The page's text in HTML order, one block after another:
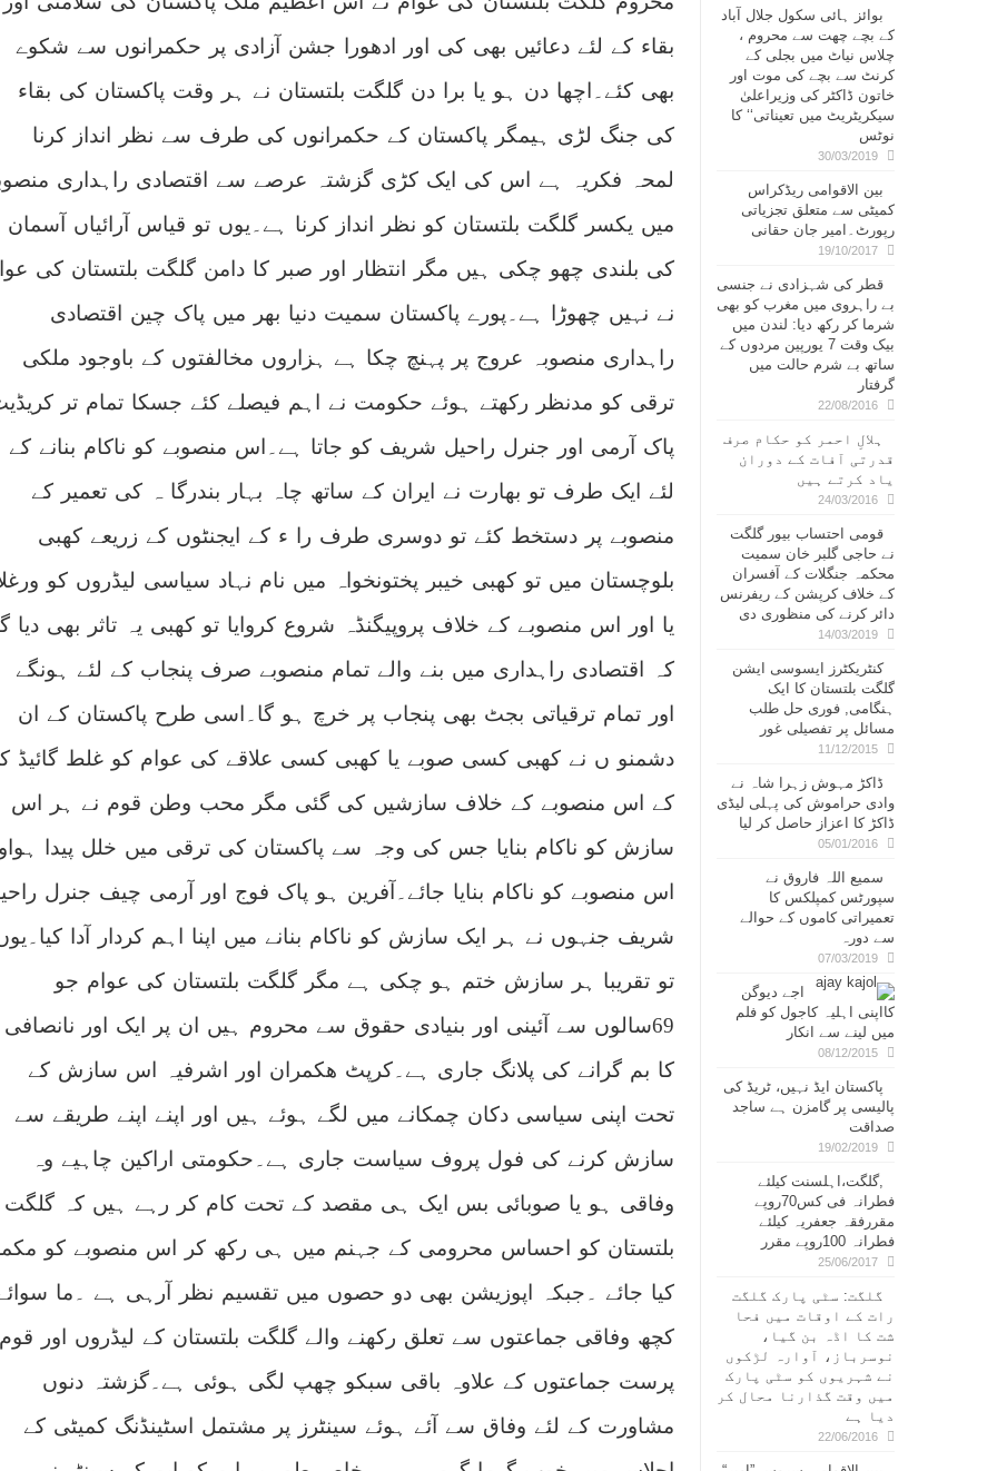
بقاء کے لئے دعائیں بھی کی اور ادھورا جشن آزادی پر حکمرانوں سے شکوے
بھی کئے۔اچھا دن ہو یا برا دن گلگت بلتستان نے ہر وقت پاکستان کی بقاء
کی جنگ لڑی ہیمگر پاکستان کے حکمرانوں کی طرف سے نظر انداز کرنا
لمحہ فکریہ ہے اس کی ایک کڑی گزشتہ عرصے سے اقتصادی راہداری
میں یکسر گلگت بلتستان کو نظر انداز کرنا ہے۔یوں تو قیاس آرائیاں آسمان
کی بلندی چھو چکی ہیں مگر انتظار اور صبر کا دامن گلگت بلتستان کی
نے نہیں چھوڑا ہے۔پورے پاکستان سمیت دنیا بھر میں پاک چین اقتصادی
راہداری منصوبہ عروج پر پہنچ چکا ہے ہزاروں مخالفتوں کے باوجود ملکی
ترقی کو مدنظر رکھتے ہوئے حکومت نے اہم فیصلے کئے جسکا تمام تر
پاک آرمی اور جنرل راحیل شریف کو جاتا ہے۔اس منصوبے کو ناکام بنانے کے
لئے ایک طرف تو بھارت نے ایران کے ساتھ چاہ بہار بندرگا ہ کی تعمیر کے
منصوبے پر دستخط کئے تو دوسری طرف را ء کے ایجنٹوں کے زریعے کھبی
بلوچستان میں تو کھبی خیبر پختونخواہ میں نام نہاد سیاسی لیڈروں کو
یا اور اس منصوبے کے خلاف پروپیگنڈہ شروع کروایا تو کھبی یہ تاثر بھی دیا
کہ اقتصادی راہداری میں بنے والے تمام منصوبے صرف پنجاب کے لئے ہونگے
اور تمام ترقیاتی بجٹ بھی پنجاب پر خرچ ہو گا۔اسی طرح پاکستان کے ان
دشمنو ں نے کھبی کسی صوبے یا کھبی کسی علاقے کی عوام کو غلط گائیڈ
کے اس منصوبے کے خلاف سازشیں کی گئی مگر محب وطن قوم نے ہر اس
سازش کو ناکام بنایا جس کی وجہ سے پاکستان کی ترقی میں خلل پیدا
اس منصوبے کو ناکام بنایا جائے۔آفرین ہو پاک فوج اور آرمی چیف جنرل
شریف جنہوں نے ہر ایک سازش کو ناکام بنانے میں اپنا اہم کردار آدا
تو تقریبا ہر سازش ختم ہو چکی ہے مگر گلگت بلتستان کی عوام جو
69سالوں سے آئینی اور بنیادی حقوق سے محروم ہیں ان پر ایک اور نانصافی
کا بم گرانے کی پلانگ جاری ہے۔کرپٹ ھکمران اور اشرفیہ اس سازش کے
تحت اپنی سیاسی دکان چمکانے میں لگے ہوئے ہیں اور اپنے اپنے طریقے سے
سازش کرنے کی فول پروف سیاست جاری ہے۔حکومتی اراکین چاہیے وہ
وفاقی ہو یا صوبائی بس ایک ہی مقصد کے تحت کام کر رہے ہیں کہ گلگت
بلتستان کو احساس محرومی کے جہنم میں ہی رکھ کر اس منصوبے کو
کیا جائے ۔جبکہ اپوزیشن بھی دو حصوں میں تقسیم نظر آرہی ہے ۔ما
کچھ وفاقی جماعتوں سے تعلق رکھنے والے گلگت بلتستان کے لیڈروں اور قوم
پرست جماعتوں کے علاوہ باقی سبکو چھپ لگی ہوئی ہے۔گزشتہ دنوں
مشاورت کے لئے وفاق سے آئے ہوئے سینٹرز پر مشتمل اسٹینڈنگ کمیٹی کے
بوائز ہائی سکول جلال آباد
کے بچے چھت سے محروم ،
چلاس نیاٹ میں بجلی کے
کرنٹ سے بچے کی موت اور
خاتون ڈاکٹر کی وزیراعلیٰ
سیکریٹریٹ میں تعیناتی‘‘ کا
نوٹس
30/03/2019
بین الاقوامی ریڈکراس
کمیٹی سے متعلق تجزیاتی
رپورٹ۔امیر جان حقانی
19/10/2017
قطر کی شہزادی نے جنسی
بے راہروی میں مغرب کو بھی
شرما کر رکھ دیا: لندن میں
بیک وقت 7 یورپین مردوں کے
ساتھ بے شرم حالت میں
گرفتار
22/08/2016
ہلالِ احمر کو حکام صرف
قدرتی آفات کے دوران
یاد کرتے ہیں
24/03/2016
قومی احتساب بیور گلگت
نے حاجی گلبر خان سمیت
محکمہ جنگلات کے آفسران
کے خلاف کرپشن کے ریفرنس
دائر کرنے کی منظوری دی
14/03/2019
کنٹریکٹرز ایسوسی ایشن
گلگت بلتستان کا ایک
ہنگامی, فوری حل طلب
مسائل پر تفصیلی غور
11/12/2015
ڈاکڑ مہوش زہرا شاہ نے
وادی حراموش کی پہلی لیڈی
ڈاکڑ کا اعزاز حاصل کر لیا
05/01/2016
سمیع اللہ فاروق نے
سپورٹس کمپلکس کا
تعمیراتی کاموں کے حوالے
سے دورہ
07/03/2019
اجے دیوگن
کااپنی اہلیہ کاجول کو فلم
میں لینے سے انکار
08/12/2015
پاکستان ایڈ نہیں، ٹریڈ کی
پالیسی پر گامزن ہے ساجد
صداقت
19/02/2019
,گلگت،اہلسنت کیلئے
فطرانہ فی کس70روپے
مقررفقہ جعفریہ کیلئے
فطرانہ 100روپے مقرر
25/06/2017
گلگت: سٹی پارک گلگت
رات کے اوقات میں فحا
شت کا اڈہ بن گیا،
نوسرباز، آوارہ لڑکوں
نے شہریوں کو سٹی پارک
میں وقت گذارنا محال کر
دیا ہے
22/06/2016